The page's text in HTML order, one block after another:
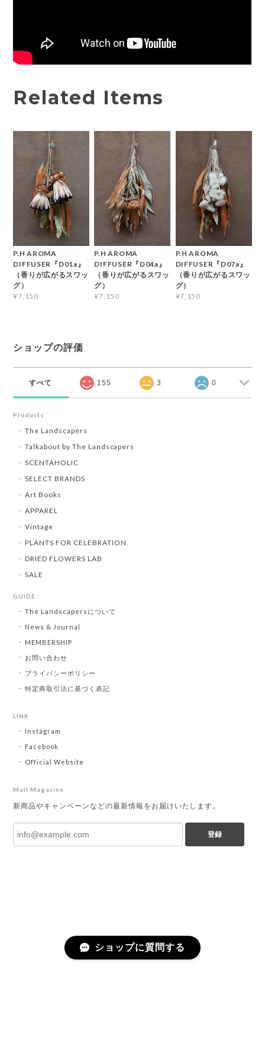
Related Items
P.H AROMA
DIFFUSER『D01a』
（香りが広がるスワッ
グ）
¥7,150
P.H AROMA
DIFFUSER『D04a』
（香りが広がるスワッ
グ）
¥7,150
P.H AROMA
DIFFUSER『D07a』
（香りが広がるスワッ
グ）
¥7,150
ショップの評価
すべて 155 3 0
Products
The Landscapers
Talkabout by The Landscapers
SCENTAHOLIC
SELECT BRANDS
Art Books
APPAREL
Vintage
PLANTS FOR CELEBRATION
DRIED FLOWERS LAB
SALE
GUIDE
The Landscapersについて
News & Journal
MEMBERSHIP
お問い合わせ
プライバシーポリシー
特定商取引法に基づく表記
LINK
Instagram
Facebook
Official Website
Mail Magazine
新商品やキャンペーンなどの最新情報をお届けいたします。
登録
ショップに質問する